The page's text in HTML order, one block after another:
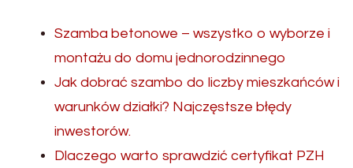
Szamba betonowe – wszystko o wyborze i
montażu do domu jednorodzinnego
Jak dobrać szambo do liczby mieszkańców i
warunków działki? Najczęstsze błędy
inwestorów.
Dlaczego warto sprawdzić certyfikat PZH